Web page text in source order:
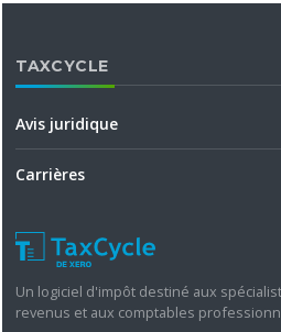
TAXCYCLE
Avis juridique
Carrières
Un logiciel d'impôt destiné aux
revenus et aux comptables